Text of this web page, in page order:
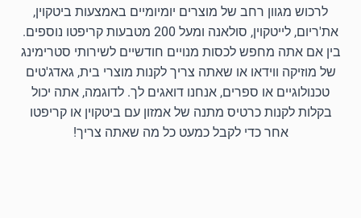
לרכוש מגוון רחב של מוצרים יומיומיים באמצעות ביטקוין,
את'ריום, לייטקוין, סולאנה ומעל 200 מטבעות קריפטו נוספים.
בין אם אתה מחפש לכסות מנויים חודשיים לשירותי סטרימינג
של מוזיקה ווידאו או שאתה צריך לקנות מוצרי בית, גאדג'טים
טכנולוגיים או ספרים, אנחנו דואגים לך. לדוגמה, אתה יכול
בקלות לקנות כרטיס מתנה של אמזון עם ביטקוין או קריפטו
אחר כדי לקבל כמעט כל מה שאתה צריך!